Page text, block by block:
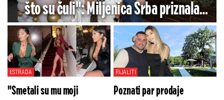
što su čuli": Miljenica Srba priznala
čega se najviše plašila tokom razvoda
od pevača
ESTRADA
"Smetali su mu moji
RIJALITI
Poznati par prodaje